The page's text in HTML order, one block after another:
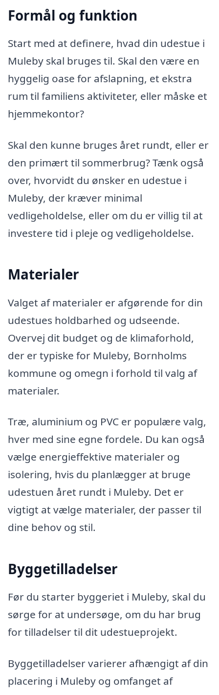
Formål og funktion
Start med at definere, hvad din udestue i
Muleby skal bruges til. Skal den være en
hyggelig oase for afslapning, et ekstra
rum til familiens aktiviteter, eller måske et
hjemmekontor?
Skal den kunne bruges året rundt, eller er
den primært til sommerbrug? Tænk også
over, hvorvidt du ønsker en udestue i
Muleby, der kræver minimal
vedligeholdelse, eller om du er villig til at
investere tid i pleje og vedligeholdelse.
Materialer
Valget af materialer er afgørende for din
udestues holdbarhed og udseende.
Overvej dit budget og de klimaforhold,
der er typiske for Muleby, Bornholms
kommune og omegn i forhold til valg af
materialer.
Træ, aluminium og PVC er populære valg,
hver med sine egne fordele. Du kan også
vælge energieffektive materialer og
isolering, hvis du planlægger at bruge
udestuen året rundt i Muleby. Det er
vigtigt at vælge materialer, der passer til
dine behov og stil.
Byggetilladelser
Før du starter byggeriet i Muleby, skal du
sørge for at undersøge, om du har brug
for tilladelser til dit udestueprojekt.
Byggetilladelser varierer afhængigt af din
placering i Muleby og omfanget af